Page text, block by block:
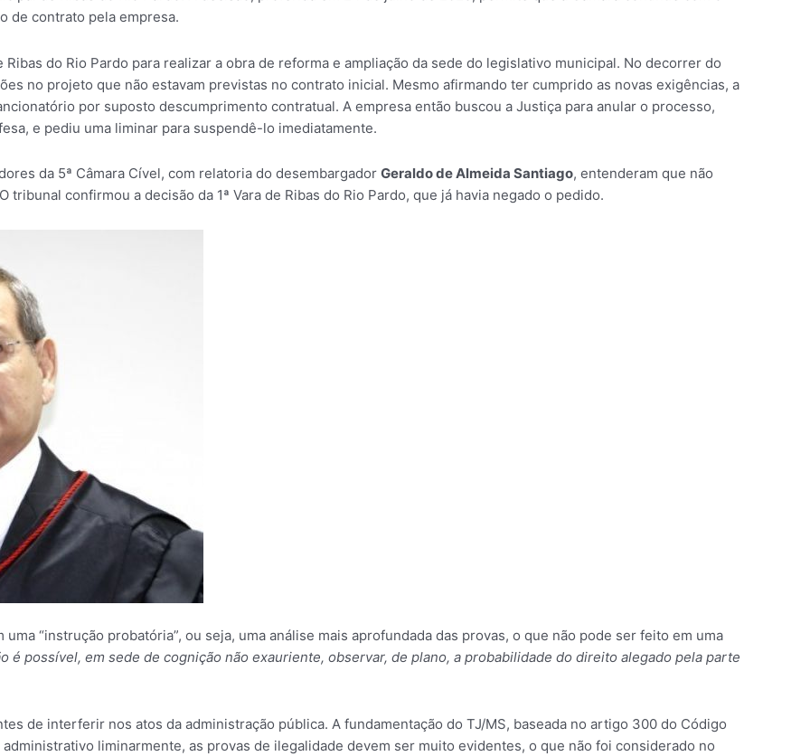
de contrato pela empresa.
do Rio Pardo para realizar a obra de reforma e ampliação da sede do legislativo municipal. No decorrer do
no projeto que não estavam previstas no contrato inicial. Mesmo afirmando ter cumprido as novas exigências, a
por suposto descumprimento contratual. A empresa então buscou a Justiça para anular o processo,
e pediu uma liminar para suspendê-lo imediatamente.
da 5ª Câmara Cível, com relatoria do desembargador Geraldo de Almeida Santiago, entenderam que não
confirmou a decisão da 1ª Vara de Ribas do Rio Pardo, que já havia negado o pedido.
“instrução probatória”, ou seja, uma análise mais aprofundada das provas, o que não pode ser feito em uma
é possível, em sede de cognição não exauriente, observar, de plano, a probabilidade do direito alegado pela parte
de interferir nos atos da administração pública. A fundamentação do TJ/MS, baseada no artigo 300 do Código
liminarmente, as provas de ilegalidade devem ser muito evidentes, o que não foi considerado no